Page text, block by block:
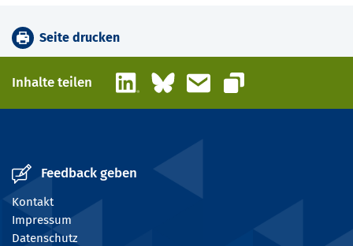
Seite drucken
Inhalte teilen LinkedInBlueskyE-Mail
Link kopieren
Feedback geben
Kontakt
Impressum
Datenschutz